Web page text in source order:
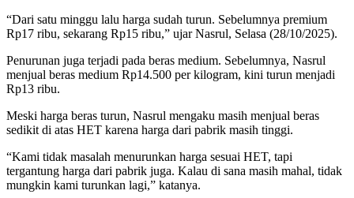
“Dari satu minggu lalu harga sudah turun. Sebelumnya premium
Rp17 ribu, sekarang Rp15 ribu,” ujar Nasrul, Selasa (28/10/2025).
Penurunan juga terjadi pada beras medium. Sebelumnya, Nasrul
menjual beras medium Rp14.500 per kilogram, kini turun menjadi
Rp13 ribu.
Meski harga beras turun, Nasrul mengaku masih menjual beras
sedikit di atas HET karena harga dari pabrik masih tinggi.
“Kami tidak masalah menurunkan harga sesuai HET, tapi
tergantung harga dari pabrik juga. Kalau di sana masih mahal, tidak
mungkin kami turunkan lagi,” katanya.